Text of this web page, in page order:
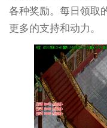
各种奖励。每日领取
更多的支持和动力。